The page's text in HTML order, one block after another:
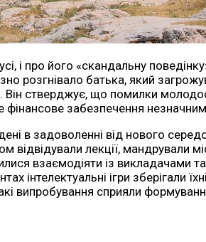
і про його «скандальну
розгнівало батька, який
Він стверджує, що помилки
фінансове забезпечення
в задоволенні від нового
відвідували лекції, мандрували
взаємодіяти із викладачами
інтелектуальні ігри зберігали
випробування сприяли